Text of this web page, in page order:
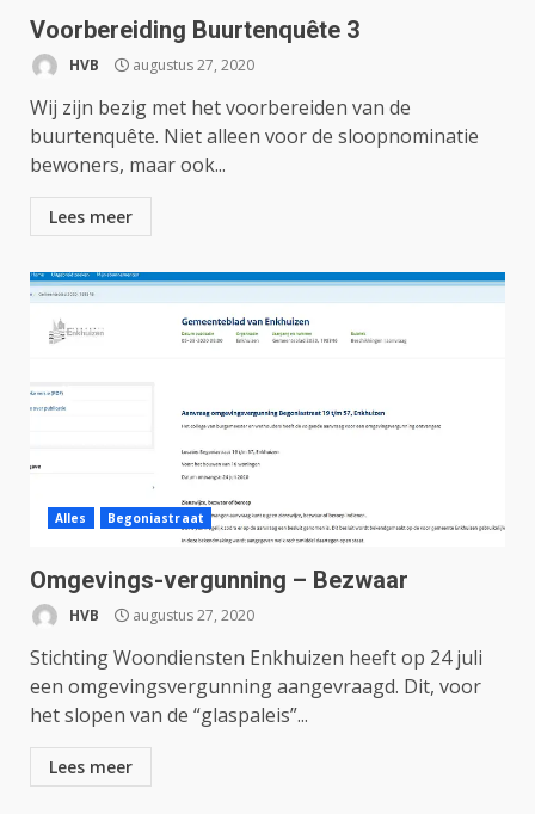
Voorbereiding Buurtenquête 3
HVB augustus 27, 2020
Wij zijn bezig met het voorbereiden van de
buurtenquête. Niet alleen voor de sloopnominatie
bewoners, maar ook...
Lees meer
Alles Begoniastraat
Omgevings-vergunning – Bezwaar
HVB augustus 27, 2020
Stichting Woondiensten Enkhuizen heeft op 24 juli
een omgevingsvergunning aangevraagd. Dit, voor
het slopen van de “glaspaleis”...
Lees meer